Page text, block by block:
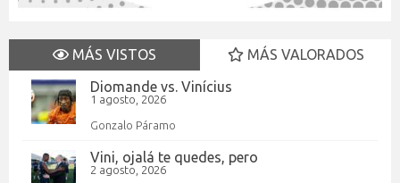
MÁS VISTOS
MÁS VALORADOS
Diomande vs. Vinícius
1 agosto, 2026
Gonzalo Páramo
Vini, ojalá te quedes, pero
2 agosto, 2026